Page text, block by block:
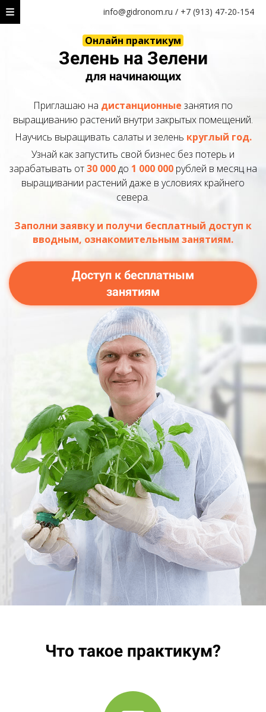
Ссылка на это место страницы:#start
info@gidronom.ru / +7 (913) 47-20-154
Онлайн практикум
Зелень на Зелени
для начинающих
Приглашаю на дистанционные занятия по
выращиванию растений внутри закрытых помещений.
Научись выращивать салаты и зелень круглый год.
Узнай как запустить свой бизнес без потерь и
зарабатывать от30 000до 1 000 000рублей в месяц на
выращивании растений даже в условиях крайнего
севера.
Заполни заявку и получи бесплатный доступ к
вводным, ознакомительным занятиям.
Доступ к бесплатным
занятиям
Что такое практикум?